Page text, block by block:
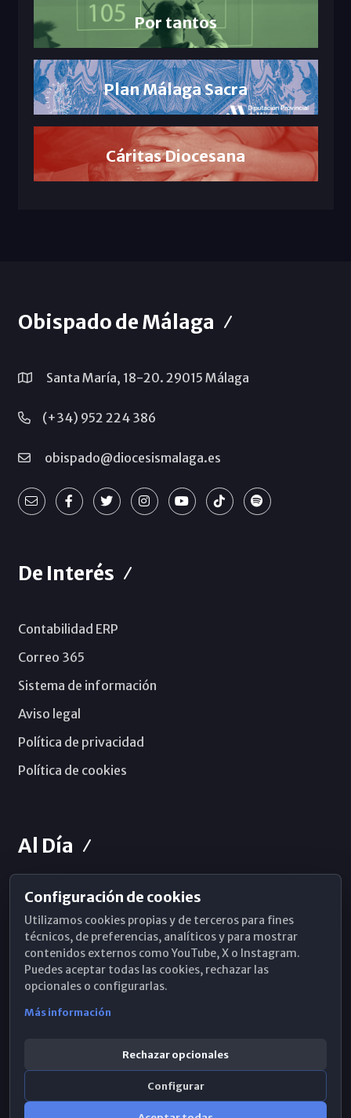
Por tantos
Plan Málaga Sacra
Cáritas Diocesana
Obispado de Málaga
Santa María, 18-20. 29015 Málaga
(+34) 952 224 386
obispado@diocesismalaga.es
De Interés
Contabilidad ERP
Correo 365
Sistema de información
Aviso legal
Política de privacidad
Política de cookies
Al Día
Horarios de Misa
Hemeroteca
WhatsApp
Configuración de cookies
Utilizamos cookies propias y de terceros para fines
técnicos, de preferencias, analíticos y para mostrar
contenidos externos como YouTube, X o Instagram.
Puedes aceptar todas las cookies, rechazar las
opcionales o configurarlas.
Más información
Rechazar opcionales
Configurar